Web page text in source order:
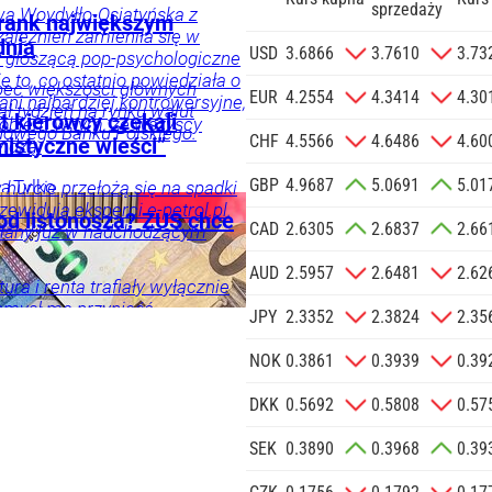
na
na podany
o.o. w imieniu
zlecenie jej
SIĘ
Woydyłło-Osiatyńska z
zamieniła się w
pop-psychologiczne
to, co ostatnio powiedziała o
najbardziej kontrowersyjne,
w tym, że wszyscy
Tylko
największym
większości głównych
tydzień na rynku walut
Banku Polskiego.
kierowcy czekali
wieści”
przełożą się na spadki
eksperci e-petrol.pl.
już w nadchodzącym
listonosza? ZUS chce
i renta trafiały wyłącznie
ma przynieść
sprzedaży
USD 3.6866 3.7610
EUR 4.2554 4.3414
CHF 4.5566 4.6486
GBP 4.9687 5.0691
CAD 2.6305 2.6837
AUD 2.5957 2.6481
JPY 2.3352 2.3824
NOK 0.3861 0.3939
DKK 0.5692 0.5808
SEK 0.3890 0.3968